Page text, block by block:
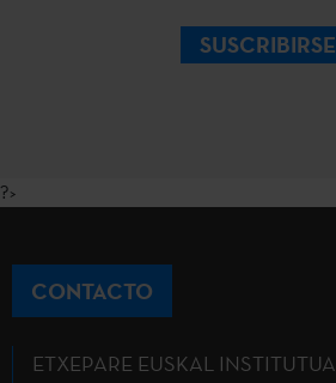
SUSCRIBIRSE
?>
CONTACTO
ETXEPARE EUSKAL INSTITUTUA